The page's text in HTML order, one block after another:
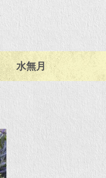
水無月